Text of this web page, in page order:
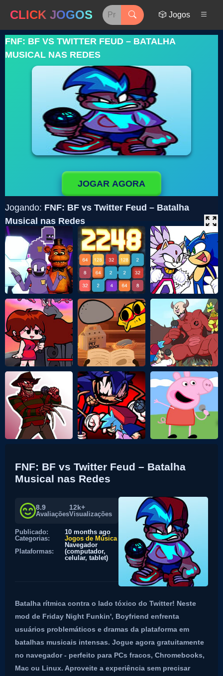
CLICK JOGOS 🎲 Jogos
FNF: BF VS TWITTER FEUD – BATALHA
MUSICAL NAS REDES
JOGAR AGORA
Jogando: FNF: BF vs Twitter Feud – Batalha
Musical nas Redes
FNF: BF vs Twitter Feud – Batalha
Musical nas Redes
8.9
Avaliações
12k+
Visualizações
Publicado:
10 months ago
Categorias:
Jogos de Música
Plataformas:
Navegador
(computador,
celular, tablet)
Batalha rítmica contra o lado tóxico do Twitter! Neste
mod de Friday Night Funkin', Boyfriend enfrenta
usuários problemáticos e dramas da plataforma em
batalhas musicais intensas. Jogue agora gratuitamente
no navegador - perfeito para PCs fracos, Chromebooks,
Mac ou Linux. Aproveite a experiência sem precisar